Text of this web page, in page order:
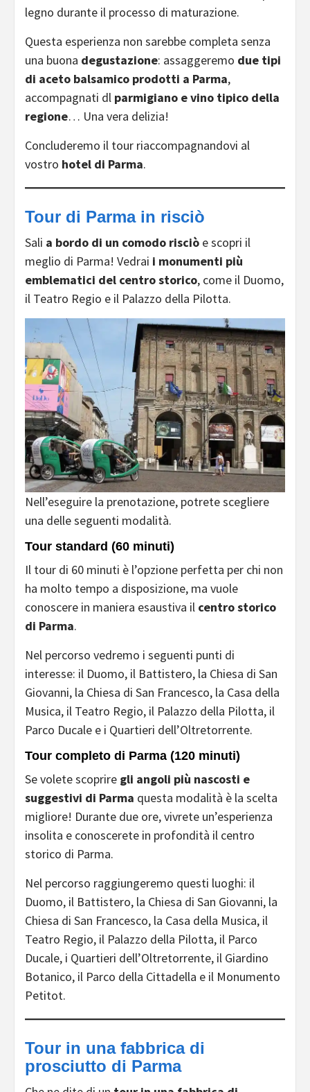
legno durante il processo di maturazione.
Questa esperienza non sarebbe completa senza
una buona degustazione: assaggeremo due tipi
di aceto balsamico prodotti a Parma,
accompagnati dl parmigiano e vino tipico della
regione… Una vera delizia!
Concluderemo il tour riaccompagnandovi al
vostro hotel di Parma.
Tour di Parma in risciò
Sali a bordo di un comodo risciò e scopri il
meglio di Parma! Vedrai i monumenti più
emblematici del centro storico, come il Duomo,
il Teatro Regio e il Palazzo della Pilotta.
Nell’eseguire la prenotazione, potrete scegliere
una delle seguenti modalità.
Tour standard (60 minuti)
Il tour di 60 minuti è l’opzione perfetta per chi non
ha molto tempo a disposizione, ma vuole
conoscere in maniera esaustiva il centro storico
di Parma.
Nel percorso vedremo i seguenti punti di
interesse: il Duomo, il Battistero, la Chiesa di San
Giovanni, la Chiesa di San Francesco, la Casa della
Musica, il Teatro Regio, il Palazzo della Pilotta, il
Parco Ducale e i Quartieri dell’Oltretorrente.
Tour completo di Parma (120 minuti)
Se volete scoprire gli angoli più nascosti e
suggestivi di Parma questa modalità è la scelta
migliore! Durante due ore, vivrete un’esperienza
insolita e conoscerete in profondità il centro
storico di Parma.
Nel percorso raggiungeremo questi luoghi: il
Duomo, il Battistero, la Chiesa di San Giovanni, la
Chiesa di San Francesco, la Casa della Musica, il
Teatro Regio, il Palazzo della Pilotta, il Parco
Ducale, i Quartieri dell’Oltretorrente, il Giardino
Botanico, il Parco della Cittadella e il Monumento
Petitot.
Tour in una fabbrica di
prosciutto di Parma